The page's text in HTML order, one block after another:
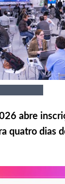
abre
quatro dias